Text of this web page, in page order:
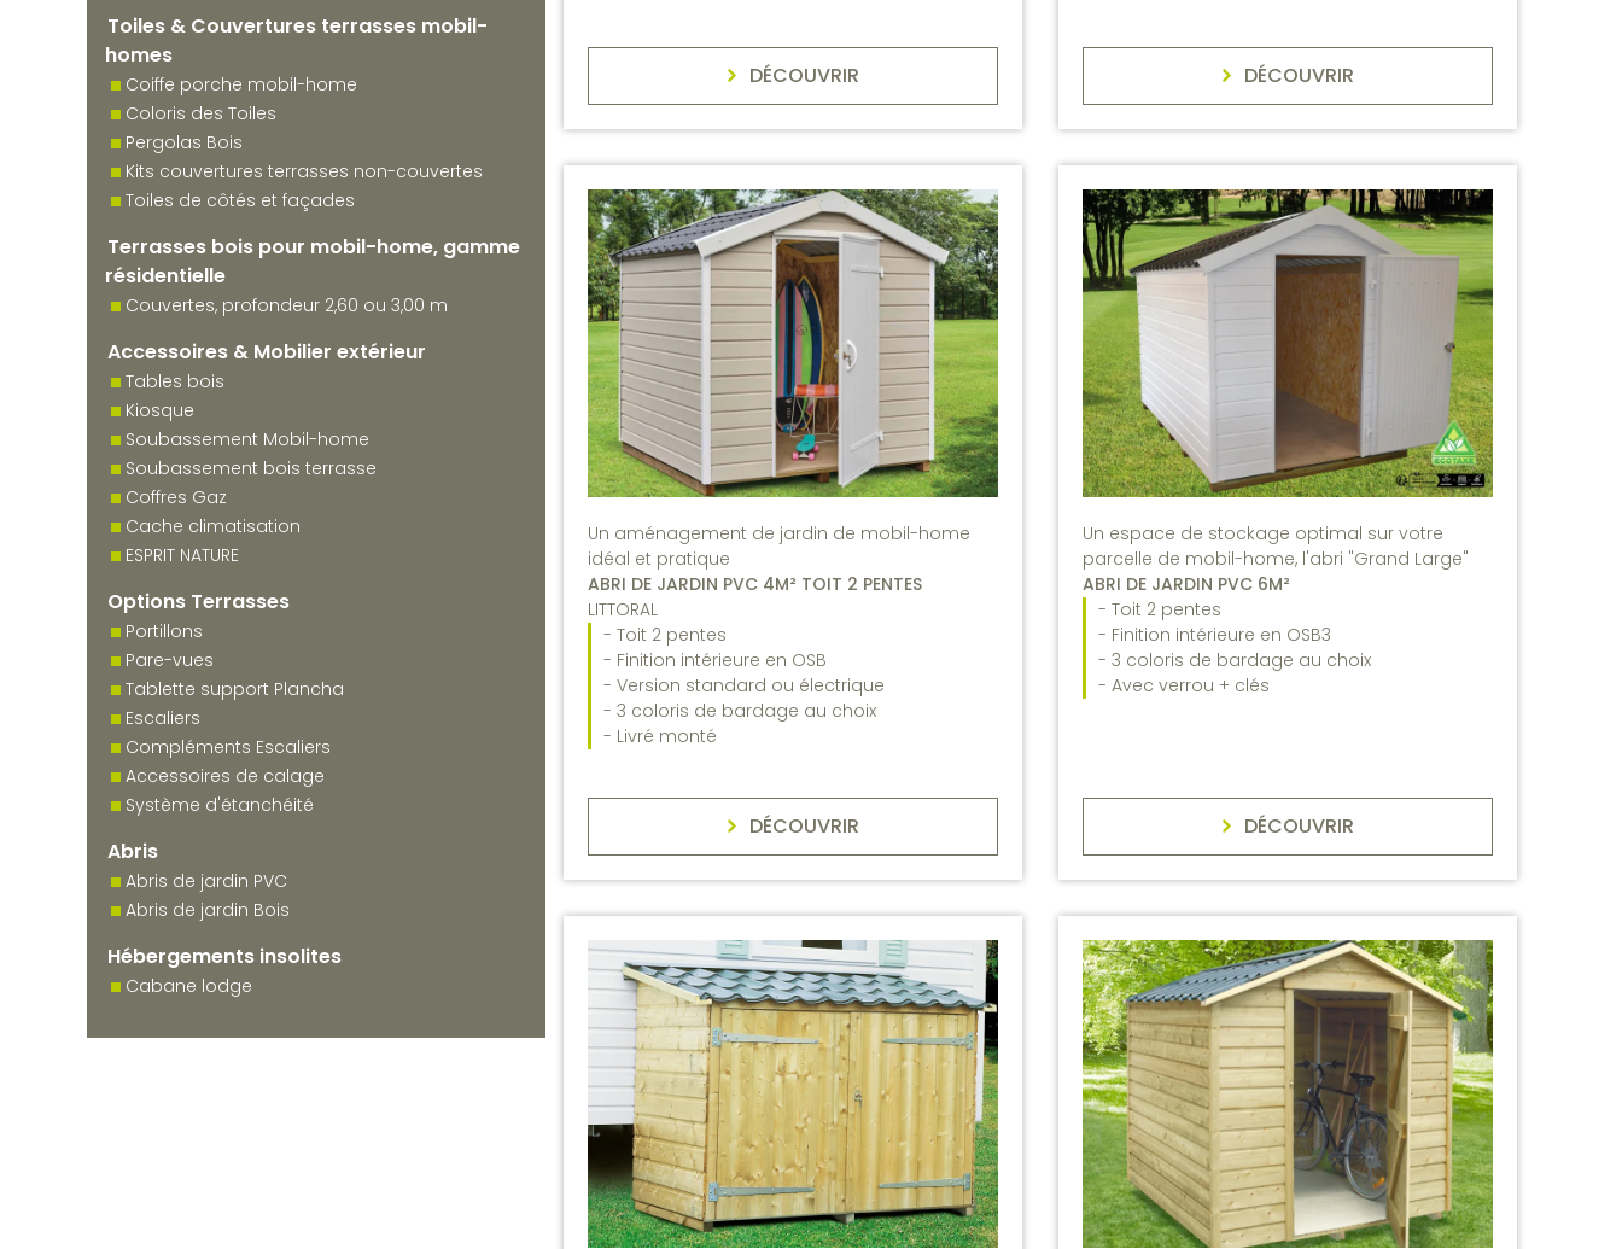
Toiles & Couvertures terrasses mobil-
homes
Coiffe porche mobil-home
Coloris des Toiles
Pergolas Bois
Kits couvertures terrasses non-couvertes
Toiles de côtés et façades
Terrasses bois pour mobil-home, gamme
résidentielle
Couvertes, profondeur 2,60 ou 3,00 m
Accessoires & Mobilier extérieur
Tables bois
Kiosque
Soubassement Mobil-home
Soubassement bois terrasse
Coffres Gaz
Cache climatisation
ESPRIT NATURE
Options Terrasses
Portillons
Pare-vues
Tablette support Plancha
Escaliers
Compléments Escaliers
Accessoires de calage
Système d'étanchéité
Abris
Abris de jardin PVC
Abris de jardin Bois
Hébergements insolites
Cabane lodge
DÉCOUVRIR DÉCOUVRIR
Un aménagement de jardin de mobil-home
idéal et pratique
ABRI DE JARDIN PVC 4M² TOIT 2 PENTES
LITTORAL
- Toit 2 pentes
- Finition intérieure en OSB
- Version standard ou électrique
- 3 coloris de bardage au choix
- Livré monté
DÉCOUVRIR
Un espace de stockage optimal sur votre
parcelle de mobil-home, l'abri "Grand Large"
ABRI DE JARDIN PVC 6M²
- Toit 2 pentes
- Finition intérieure en OSB3
- 3 coloris de bardage au choix
- Avec verrou + clés
DÉCOUVRIR